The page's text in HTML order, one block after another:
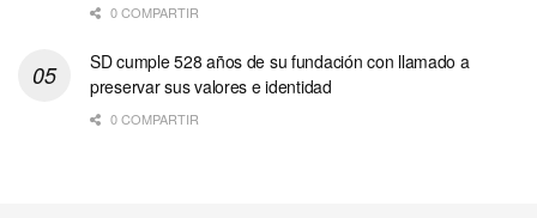
0 COMPARTIR
SD cumple 528 años de su fundación con llamado a
preservar sus valores e identidad
0 COMPARTIR